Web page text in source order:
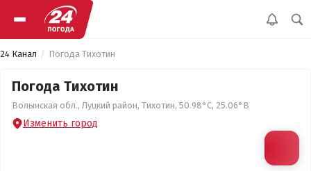
24 Канал Погода Тихотин
Погода Тихотин
Волынская обл., Луцкий район, Тихотин, 50.98°С, 25.06°В
Изменить город